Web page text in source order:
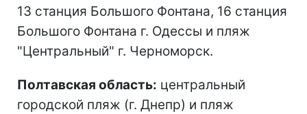
13 станция Большого Фонтана, 16 станция
Большого Фонтана г. Одессы и пляж
"Центральный" г. Черноморск.
Полтавская область: центральный
городской пляж (г. Днепр) и пляж